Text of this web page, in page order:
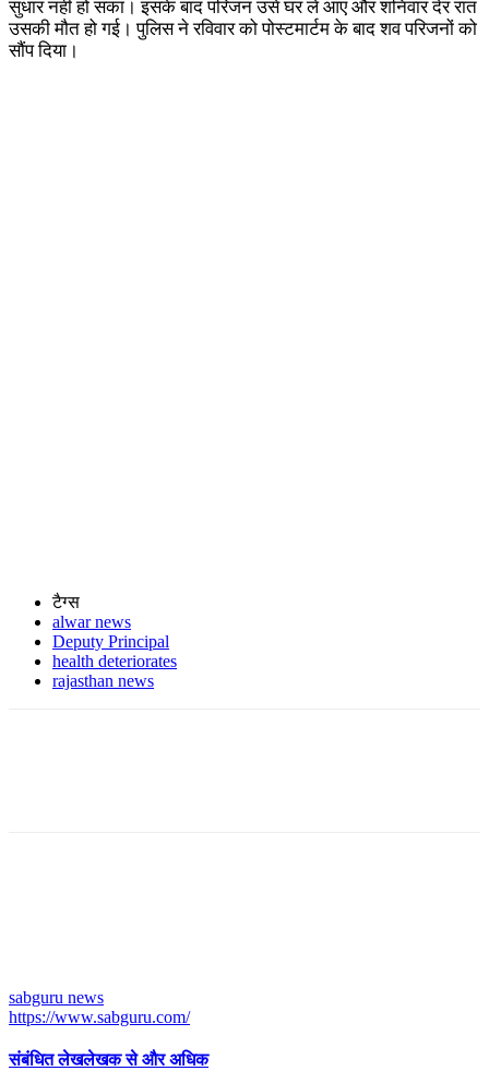
सुधार नहीं हो सका। इसके बाद परिजन उसे घर ले आए और शनिवार देर रात
उसकी मौत हो गई। पुलिस ने रविवार को पोस्टमार्टम के बाद शव परिजनों को
सौंप दिया।
टैग्स
alwar news
Deputy Principal
health deteriorates
rajasthan news
sabguru news
https://www.sabguru.com/
संबंधित लेखलेखक से और अधिक